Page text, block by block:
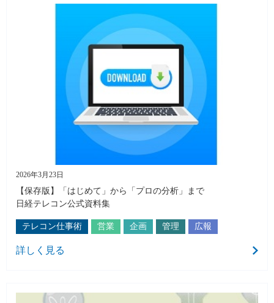
2026年3月23日
【保存版】「はじめて」から「プロの分析」まで
日経テレコン公式資料集
テレコン仕事術 営業 企画 管理 広報
詳しく見る